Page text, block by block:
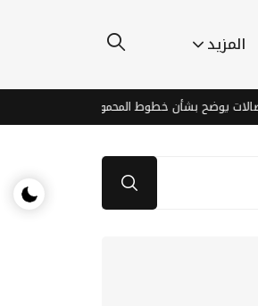
المزيد
بشأن خطوط المحمول المسجلة بأسماء مواطنين